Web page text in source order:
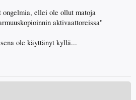
ellei ole ollut matoja
aktivaattoreissa"
ole käyttänyt kyllä...